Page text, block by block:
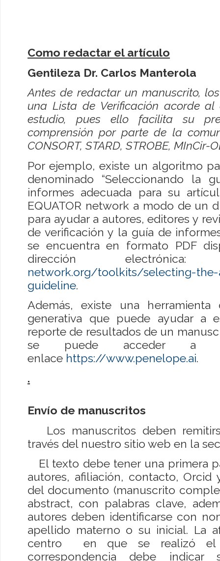
Como redactar el artículo
Gentileza Dr. Carlos Manterola
Antes de redactar un manuscrito,
una Lista de Verificación acorde al
estudio, pues ello facilita su
comprensión por parte de la
CONSORT, STARD, STROBE, MInCir-
Por ejemplo, existe un algoritmo
denominado “Seleccionando la
informes adecuada para su
EQUATOR network a modo de un
para ayudar a autores, editores y
de verificación y la guía de
se encuentra en formato PDF
dirección
network.org/toolkits/selecting-
guideline.
Además, existe una
generativa que puede ayudar a
reporte de resultados de un
se puede acceder a
enlace https://www.penelope.ai.
.
Envío de manuscritos
Los manuscritos deben
través del nuestro sitio web en la
El texto debe tener una primera
autores, afiliación, contacto,
del documento (manuscrito
abstract, con palabras clave,
autores deben identificarse con
apellido materno o su inicial. La
centro en que se realizó el
correspondencia debe